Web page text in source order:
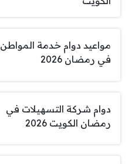
مواعيد دوام خدمة المواطن
في رمضان 2026
دوام شركة التسهيلات في
رمضان الكويت 2026